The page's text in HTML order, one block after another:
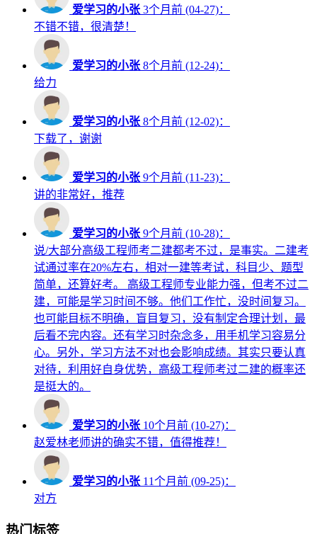
爱学习的小张 3个月前 (04-27)：
不错不错，很清楚！
爱学习的小张 8个月前 (12-24)：
给力
爱学习的小张 8个月前 (12-02)：
下载了，谢谢
爱学习的小张 9个月前 (11-23)：
讲的非常好，推荐
爱学习的小张 9个月前 (10-28)：
说/大部分高级工程师考二建都考不过，是事实。二建考
试通过率在20%左右，相对一建等考试，科目少、题型
简单，还算好考。 高级工程师专业能力强，但考不过二
建，可能是学习时间不够。他们工作忙，没时间复习。
也可能目标不明确，盲目复习，没有制定合理计划，最
后看不完内容。还有学习时杂念多，用手机学习容易分
心。另外，学习方法不对也会影响成绩。其实只要认真
对待，利用好自身优势，高级工程师考过二建的概率还
是挺大的。
爱学习的小张 10个月前 (10-27)：
赵爱林老师讲的确实不错，值得推荐！
爱学习的小张 11个月前 (09-25)：
对方
热门标签